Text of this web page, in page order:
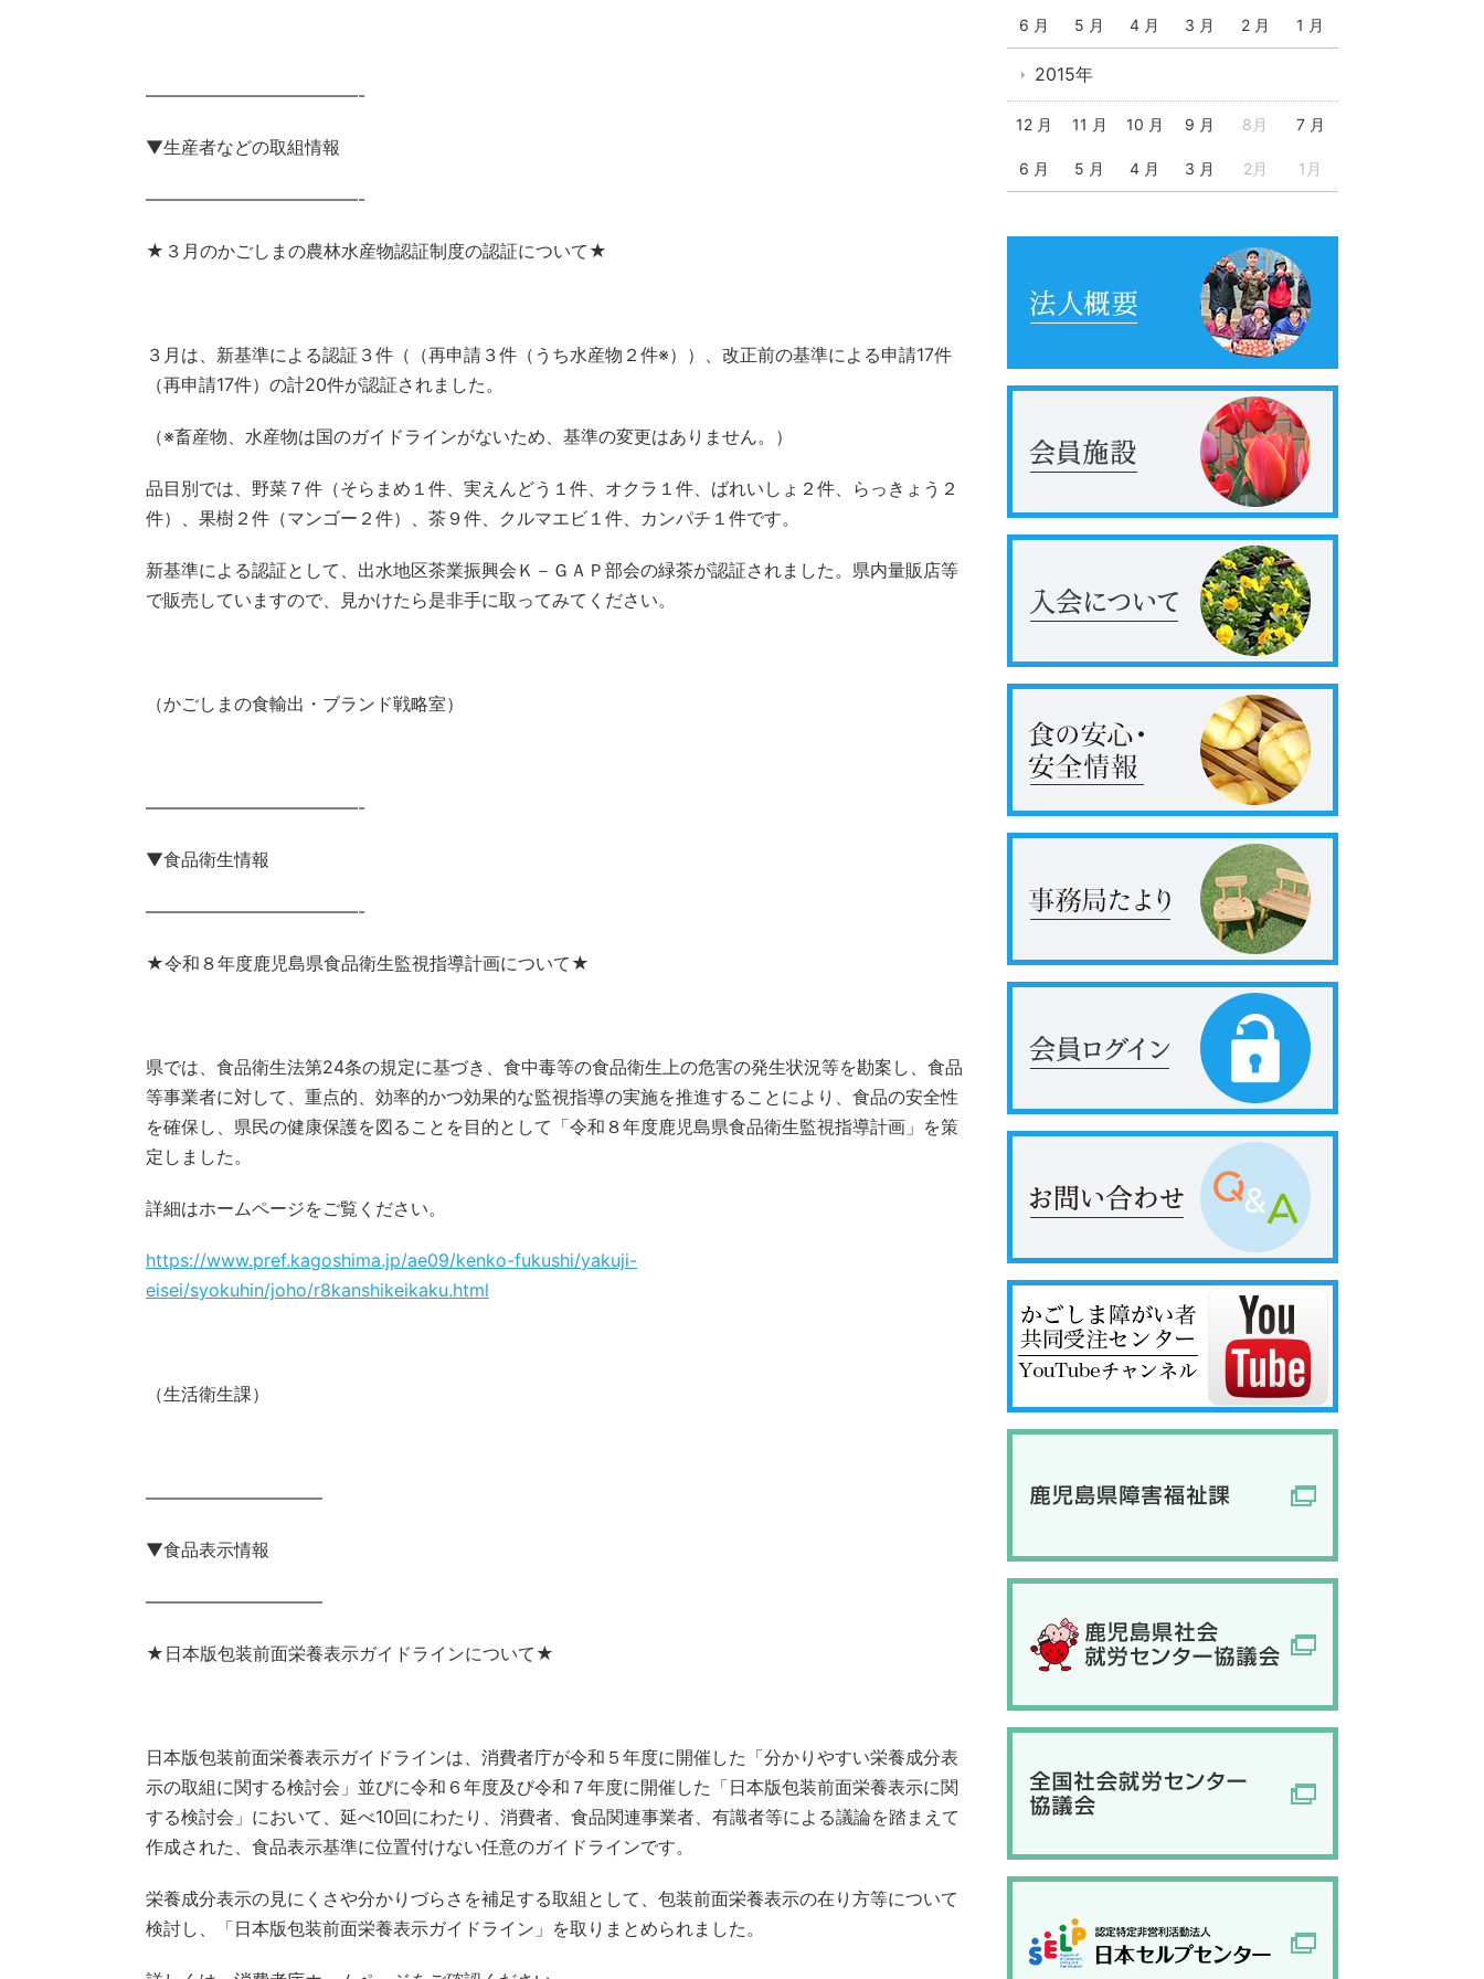
————————————-
▼生産者などの取組情報
————————————-
★３月のかごしまの農林水産物認証制度の認証について★
３月は、新基準による認証３件（（再申請３件（うち水産物２件※））、改正前の基準による申請17件
（再申請17件）の計20件が認証されました。
（※畜産物、水産物は国のガイドラインがないため、基準の変更はありません。）
品目別では、野菜７件（そらまめ１件、実えんどう１件、オクラ１件、ばれいしょ２件、らっきょう２
件）、果樹２件（マンゴー２件）、茶９件、クルマエビ１件、カンパチ１件です。
新基準による認証として、出水地区茶業振興会Ｋ－ＧＡＰ部会の緑茶が認証されました。県内量販店等
で販売していますので、見かけたら是非手に取ってみてください。
（かごしまの食輸出・ブランド戦略室）
————————————-
▼食品衛生情報
————————————-
★令和８年度鹿児島県食品衛生監視指導計画について★
県では、食品衛生法第24条の規定に基づき、食中毒等の食品衛生上の危害の発生状況等を勘案し、食品
等事業者に対して、重点的、効率的かつ効果的な監視指導の実施を推進することにより、食品の安全性
を確保し、県民の健康保護を図ることを目的として「令和８年度鹿児島県食品衛生監視指導計画」を策
定しました。
詳細はホームページをご覧ください。
https://www.pref.kagoshima.jp/ae09/kenko-fukushi/yakuji-
eisei/syokuhin/joho/r8kanshikeikaku.html
（生活衛生課）
——————————
▼食品表示情報
——————————
★日本版包装前面栄養表示ガイドラインについて★
日本版包装前面栄養表示ガイドラインは、消費者庁が令和５年度に開催した「分かりやすい栄養成分表
示の取組に関する検討会」並びに令和６年度及び令和７年度に開催した「日本版包装前面栄養表示に関
する検討会」において、延べ10回にわたり、消費者、食品関連事業者、有識者等による議論を踏まえて
作成された、食品表示基準に位置付けない任意のガイドラインです。
栄養成分表示の見にくさや分かりづらさを補足する取組として、包装前面栄養表示の在り方等について
検討し、「日本版包装前面栄養表示ガイドライン」を取りまとめられました。
6 月 5 月 4 月 3 月 2 月 1 月
2015年
12 月 11 月 10 月 9 月 8月 7 月
6 月 5 月 4 月 3 月 2月 1月